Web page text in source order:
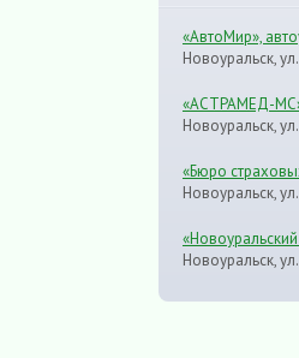
«АвтоМир»,
Новоуральск,
«АСТРАМЕД-
Новоуральск,
«Бюро
Новоуральск,
Новоуральск,